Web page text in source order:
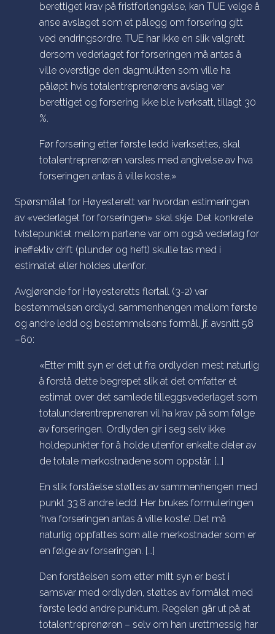
berettiget krav på fristforlengelse, kan TUE velge å
anse avslaget som et pålegg om forsering gitt
ved endringsordre. TUE har ikke en slik valgrett
dersom vederlaget for forseringen må antas å
ville overstige den dagmulkten som ville ha
påløpt hvis totalentreprenørens avslag var
berettiget og forsering ikke ble iverksatt, tillagt 30
%.
Før forsering etter første ledd iverksettes, skal
totalentreprenøren varsles med angivelse av hva
forseringen antas å ville koste.»
Spørsmålet for Høyesterett var hvordan estimeringen
av «vederlaget for forseringen» skal skje. Det konkrete
tvistepunktet mellom partene var om også vederlag for
ineffektiv drift (plunder og heft) skulle tas med i
estimatet eller holdes utenfor.
Avgjørende for Høyesteretts flertall (3-2) var
bestemmelsen ordlyd, sammenhengen mellom første
og andre ledd og bestemmelsens formål, jf. avsnitt 58
–60:
«Etter mitt syn er det ut fra ordlyden mest naturlig
å forstå dette begrepet slik at det omfatter et
estimat over det samlede tilleggsvederlaget som
totalunderentreprenøren vil ha krav på som følge
av forseringen. Ordlyden gir i seg selv ikke
holdepunkter for å holde utenfor enkelte deler av
de totale merkostnadene som oppstår. […]
En slik forståelse støttes av sammenhengen med
punkt 33.8 andre ledd. Her brukes formuleringen
‘hva forseringen antas å ville koste’. Det må
naturlig oppfattes som alle merkostnader som er
en følge av forseringen. […]
Den forståelsen som etter mitt syn er best i
samsvar med ordlyden, støttes av formålet med
første ledd andre punktum. Regelen går ut på at
totalentreprenøren – selv om han urettmessig har